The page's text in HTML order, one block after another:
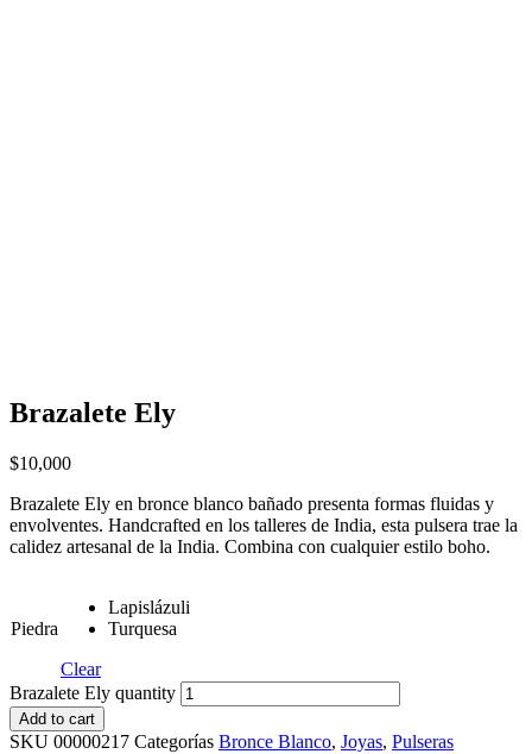
Brazalete Ely
$10,000
Brazalete Ely en bronce blanco bañado presenta formas fluidas y
envolventes. Handcrafted en los talleres de India, esta pulsera trae la
calidez artesanal de la India. Combina con cualquier estilo boho.
Piedra
Lapislázuli
Turquesa
Clear
Brazalete Ely quantity
Add to cart
SKU 00000217 Categorías Bronce Blanco, Joyas, Pulseras